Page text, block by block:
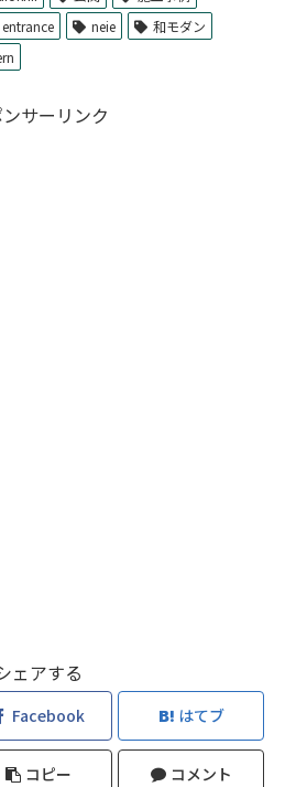
entrance neie
和モダン
サーリンク
ェアする
Facebook はてブ
コピー コメント